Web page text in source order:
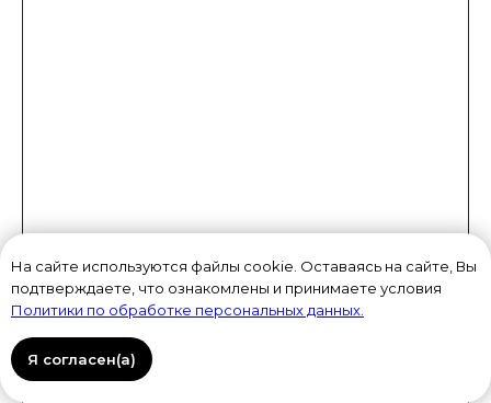
На сайте используются файлы cookie. Оставаясь на сайте, Вы
подтверждаете, что ознакомлены и принимаете условия
Политики по обработке персональных данных.
Я согласен(а)